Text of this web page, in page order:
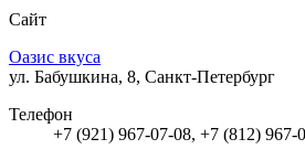
Сайт
Оазис вкуса
ул. Бабушкина, 8, Санкт-Петербург
Телефон
+7 (921) 967-07-08, +7 (812) 967-